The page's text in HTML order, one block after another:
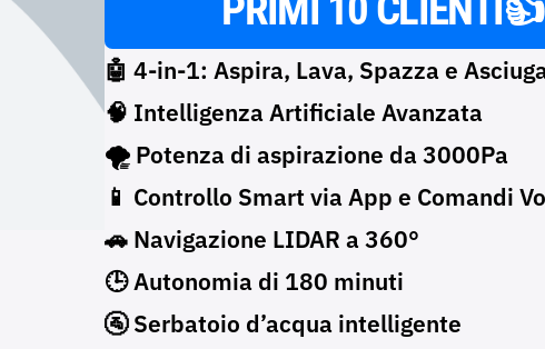
🤖 4-in-1: Aspira, Lava, Spazza e
🧠 Intelligenza Artificiale Avanzata
🌪️ Potenza di aspirazione da 3000Pa
📱 Controllo Smart via App e Comandi
🚗 Navigazione LIDAR a 360°
🕒 Autonomia di 180 minuti
🚰 Serbatoio d’acqua intelligente